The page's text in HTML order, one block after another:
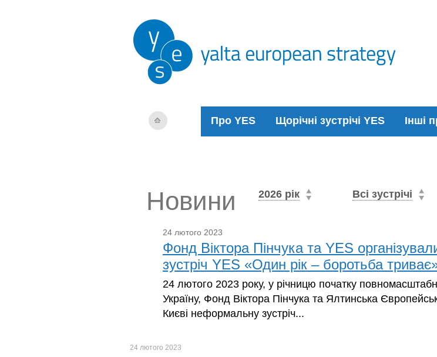
Про YES Щорічні зустрічі YES Інші
Новини 2026 рік Всі зустрічі
24 лютого 2023
Фонд Віктора Пінчука та YES
зустріч YES «Один рік – боротьба
24 лютого 2023 року, у річницю початку
Україну, Фонд Віктора Пінчука та Ялтинська
Києві неформальну зустріч...
24 лютого 2023